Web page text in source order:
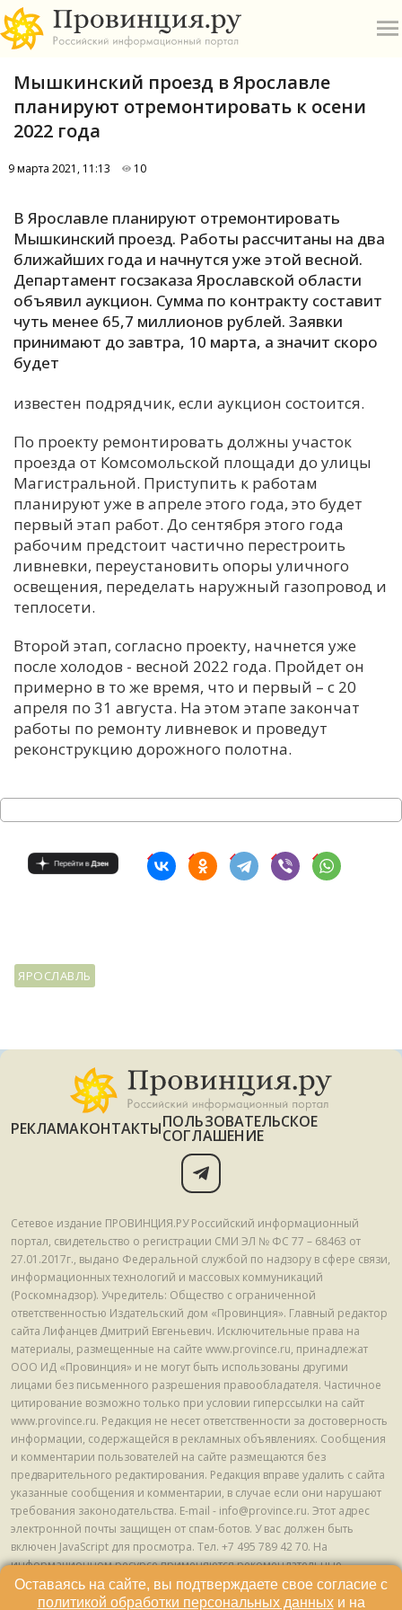
А
Б
В
Е
И
К
М
Н
П
Т
Х
Ч
Мышкинский проезд в Ярославле
планируют отремонтировать к осени
2022 года
9 марта 2021, 11:13 10
В Ярославле планируют отремонтировать
Мышкинский проезд. Работы рассчитаны на два
ближайших года и начнутся уже этой весной.
Департамент госзаказа Ярославской области
объявил аукцион. Сумма по контракту составит
чуть менее 65,7 миллионов рублей. Заявки
принимают до завтра, 10 марта, а значит скоро
будет
известен подрядчик, если аукцион состоится.
По проекту ремонтировать должны участок
проезда от Комсомольской площади до улицы
Магистральной. Приступить к работам
планируют уже в апреле этого года, это будет
первый этап работ. До сентября этого года
рабочим предстоит частично перестроить
ливневки, переустановить опоры уличного
освещения, переделать наружный газопровод и
теплосети.
Второй этап, согласно проекту, начнется уже
после холодов - весной 2022 года. Пройдет он
примерно в то же время, что и первый – с 20
апреля по 31 августа. На этом этапе закончат
работы по ремонту ливневок и проведут
реконструкцию дорожного полотна.
ЯРОСЛАВЛЬ
РЕКЛАМАКОНТАКТЫПОЛЬЗОВАТЕЛЬСКОЕ
СОГЛАШЕНИЕ
Сетевое издание ПРОВИНЦИЯ.РУ Российский информационный
портал, свидетельство о регистрации СМИ ЭЛ № ФС 77 – 68463 от
27.01.2017г., выдано Федеральной службой по надзору в сфере связи,
информационных технологий и массовых коммуникаций
(Роскомнадзор). Учредитель: Общество с ограниченной
ответственностью Издательский дом «Провинция». Главный редактор
сайта Лифанцев Дмитрий Евгеньевич. Исключительные права на
материалы, размещенные на сайте www.province.ru, принадлежат
ООО ИД «Провинция» и не могут быть использованы другими
лицами без письменного разрешения правообладателя. Частичное
цитирование возможно только при условии гиперссылки на сайт
www.province.ru. Редакция не несет ответственности за достоверность
информации, содержащейся в рекламных объявлениях. Сообщения
и комментарии пользователей на сайте размещаются без
предварительного редактирования. Редакция вправе удалить с сайта
указанные сообщения и комментарии, в случае если они нарушают
требования законодательства. E-mail - info@province.ru. Этот адрес
электронной почты защищен от спам-ботов. У вас должен быть
включен JavaScript для просмотра. Tел. +7 495 789 42 70. На
информационном ресурсе применяются рекомендательные
технологии (информационные технологии предоставления
информации на основе сбора, систематизации и анализа сведений,
Оставаясь на сайте, вы подтверждаете свое согласие с
политикой обработки персональных данныхи на